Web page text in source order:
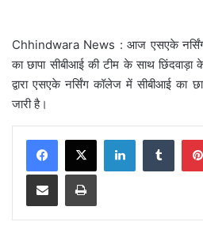
Chhindwara News : आज एसएके नर्सिंग
का छापा सीबीआई की टीम के साथ छिंदवाड़ा
द्वारा एसएके नर्सिंग कॉलेज में सीबीआई का
जारी है।